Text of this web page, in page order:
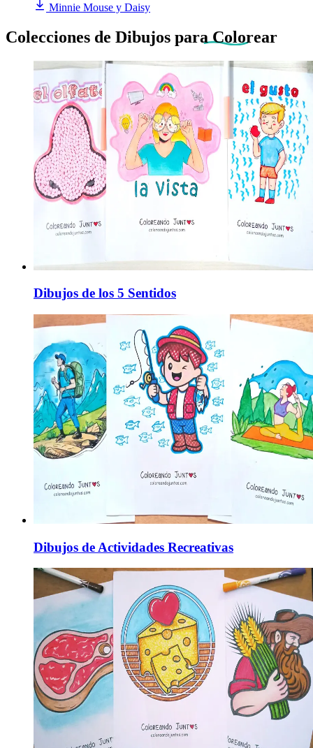
Minnie Mouse y Daisy
Colecciones de Dibujos para Colorear
Dibujos de los 5 Sentidos
Dibujos de Actividades Recreativas